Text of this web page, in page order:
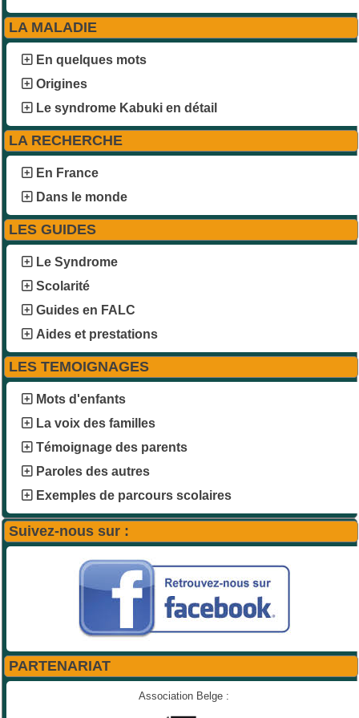
LA MALADIE
En quelques mots
Origines
Le syndrome Kabuki en détail
LA RECHERCHE
En France
Dans le monde
LES GUIDES
Le Syndrome
Scolarité
Guides en FALC
Aides et prestations
LES TEMOIGNAGES
Mots d'enfants
La voix des familles
Témoignage des parents
Paroles des autres
Exemples de parcours scolaires
Suivez-nous sur :
PARTENARIAT
Association Belge :